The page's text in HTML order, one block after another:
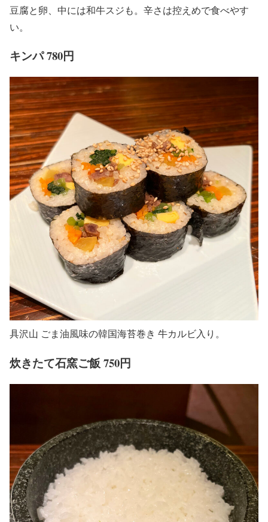
豆腐と卵、中には和牛スジも。辛さは控えめで食べやす
い。
キンパ 780円
具沢山 ごま油風味の韓国海苔巻き 牛カルビ入り。
炊きたて石窯ご飯 750円